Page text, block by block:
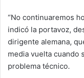
“No continuaremos
indicó la portavoz,
dirigente alemana,
media vuelta cuando
problema técnico.